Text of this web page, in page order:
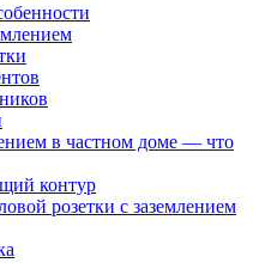
в частном доме ― что
контур
розетки с заземлением